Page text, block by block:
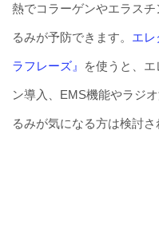
熱でコラーゲンやエラス
るみが予防できます。 エレ
ラフレーズ』 を使うと、
ン導入、EMS機能やラジ
るみが気になる方は検討さ